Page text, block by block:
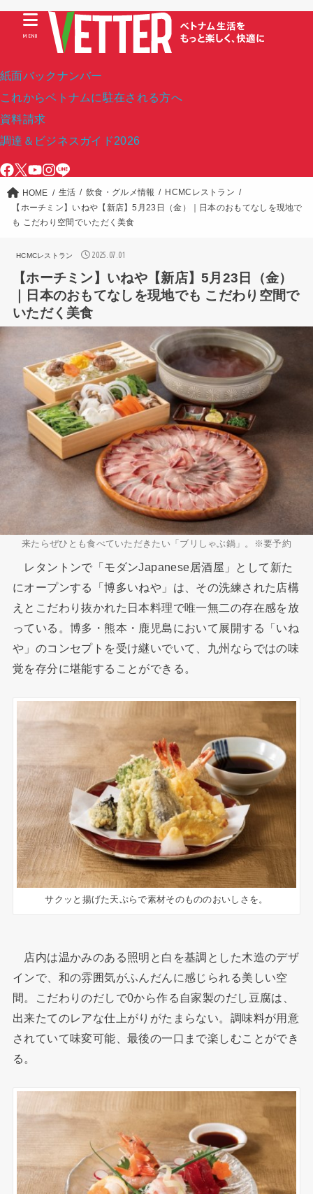
紙面バックナンバー
これからベトナムに駐在される方へ
資料請求
調達＆ビジネスガイド2026
MENU
HOME 生活 飲食・グルメ情報
HCMCレストラン
【ホーチミン】いねや【新店】5月23日（金）｜日本のおもてなしを現地で
も こだわり空間でいただく美食
HCMCレストラン 2025.07.01
【ホーチミン】いねや【新店】5月23日（金）
｜日本のおもてなしを現地でも こだわり空間で
いただく美食
来たらぜひとも食べていただきたい「ブリしゃぶ鍋」。※要予約
レタントンで「モダンJapanese居酒屋」として新た
にオープンする「博多いねや」は、その洗練された店構
えとこだわり抜かれた日本料理で唯一無二の存在感を放
っている。博多・熊本・鹿児島において展開する「いね
や」のコンセプトを受け継いでいて、九州ならではの味
覚を存分に堪能することができる。
サクッと揚げた天ぷらで素材そのもののおいしさを。
店内は温かみのある照明と白を基調とした木造のデザ
インで、和の雰囲気がふんだんに感じられる美しい空
間。こだわりのだしで0から作る自家製のだし豆腐は、
出来たてのレアな仕上がりがたまらない。調味料が用意
されていて味変可能、最後の一口まで楽しむことができ
る。